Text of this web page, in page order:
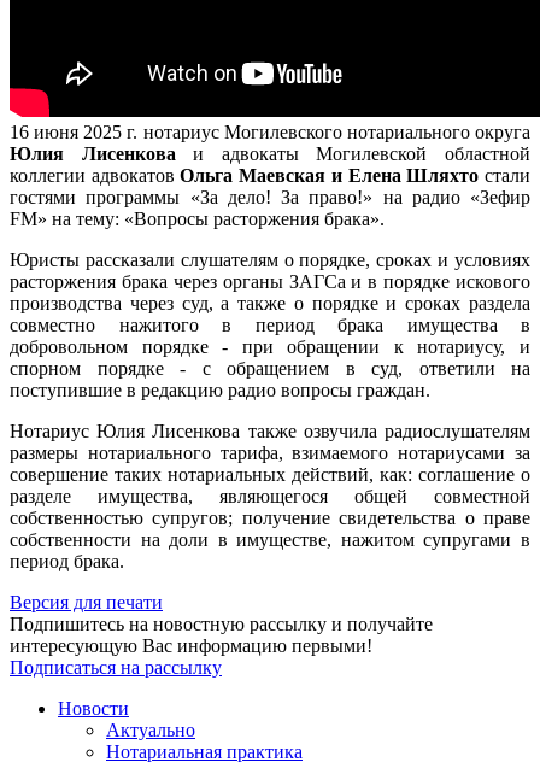
16 июня 2025 г. нотариус Могилевского нотариального округа
Юлия Лисенковаи адвокаты Могилевской областной
коллегии адвокатов Ольга Маевская и Елена Шляхто стали
гостями программы «За дело! За право!» на радио «Зефир
FM» на тему: «Вопросы расторжения брака».
Юристы рассказали слушателям о порядке, сроках и условиях
расторжения брака через органы ЗАГСа и в порядке искового
производства через суд, а также о порядке и сроках раздела
совместно нажитого в период брака имущества в
добровольном порядке - при обращении к нотариусу, и
спорном порядке - с обращением в суд, ответили на
поступившие в редакцию радио вопросы граждан.
Нотариус Юлия Лисенкова также озвучила радиослушателям
размеры нотариального тарифа, взимаемого нотариусами за
совершение таких нотариальных действий, как: соглашение о
разделе имущества, являющегося общей совместной
собственностью супругов; получение свидетельства о праве
собственности на доли в имуществе, нажитом супругами в
период брака.
Версия для печати
Подпишитесь на новостную рассылку и получайте
интересующую Вас информацию первыми!
Подписаться на рассылку
Новости
Актуально
Нотариальная практика